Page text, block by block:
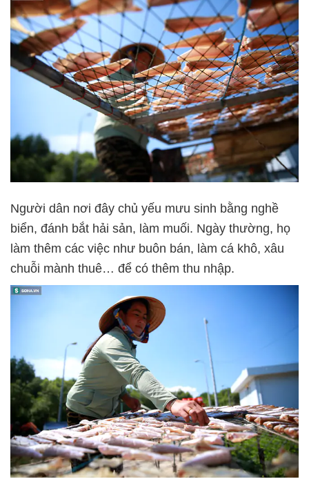
Người dân nơi đây chủ yếu mưu sinh bằng nghề
biển, đánh bắt hải sản, làm muối. Ngày thường, họ
làm thêm các việc như buôn bán, làm cá khô, xâu
chuỗi mành thuê… để có thêm thu nhập.